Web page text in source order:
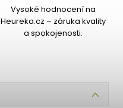
Vysoké hodnocení na
Heureka.cz – záruka kvality
a spokojenosti.